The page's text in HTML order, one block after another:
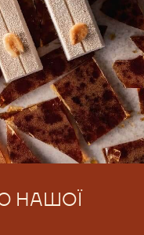
НАШОЇ